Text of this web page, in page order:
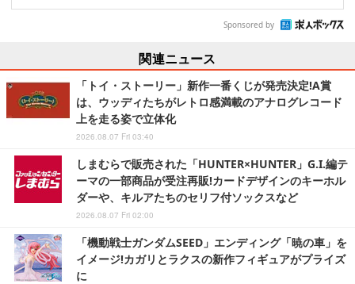
Sponsored by
関連ニュース
「トイ・ストーリー」新作一番くじが発売決定!A賞
は、ウッディたちがレトロ感満載のアナログレコード
上を走る姿で立体化
2026.08.07 Fri 03:40
しまむらで販売された「HUNTER×HUNTER」G.I.編テ
ーマの一部商品が受注再販!カードデザインのキーホル
ダーや、キルアたちのセリフ付ソックスなど
2026.08.07 Fri 02:00
「機動戦士ガンダムSEED」エンディング「暁の車」を
イメージ!カガリとラクスの新作フィギュアがプライズ
に